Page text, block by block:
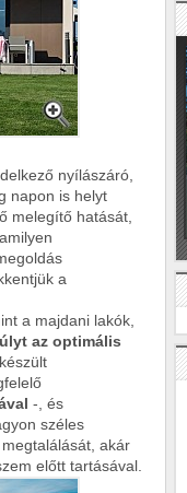
nyílászáró,
napon is helyt
melegítő hatását,
a
a majdani lakók,
az optimális
-, és
széles
akár
előtt tartásával.